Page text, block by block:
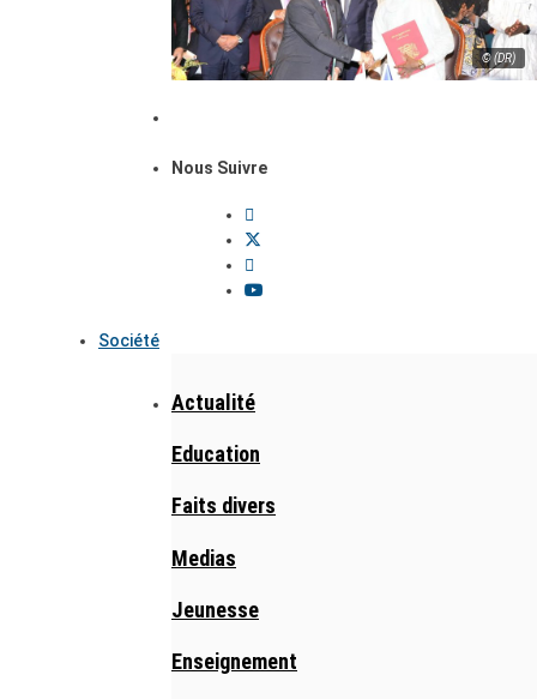
© (DR)
Nous Suivre
Société
Actualité
Education
Faits divers
Medias
Jeunesse
Enseignement